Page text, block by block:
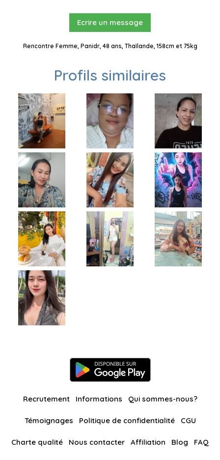
Ecrire un message
Rencontre Femme, Panidr, 48 ans, Thaïlande, 158cm et 75kg
Profils similaires
Recrutement Informations Qui sommes-nous?
Témoignages Politique de confidentialité CGU
Charte qualité Nous contacter Affiliation Blog FAQ